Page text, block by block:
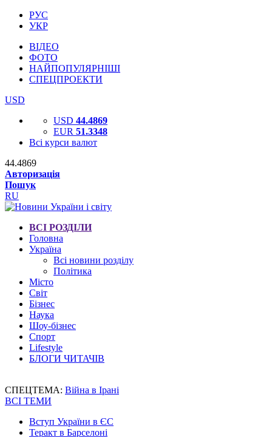
РУС
УКР
ВІДЕО
ФОТО
НАЙПОПУЛЯРНІШІ
СПЕЦПРОЕКТИ
USD
USD 44.4869
EUR 51.3348
Всі курси валют
44.4869
Авторизація
Пошук
RU
ВСІ РОЗДІЛИ
Головна
Україна
Всі новини розділу
Політика
Місто
Світ
Бізнес
Наука
Шоу-бізнес
Спорт
Lifestyle
БЛОГИ ЧИТАЧІВ
СПЕЦТЕМА: Війна в Ірані
ВСІ ТЕМИ
Вступ України в ЄС
Теракт в Барселоні